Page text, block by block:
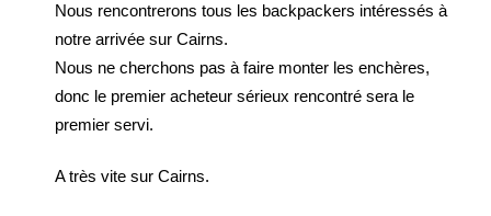
Nous rencontrerons tous les backpackers intéressés à
notre arrivée sur Cairns.
Nous ne cherchons pas à faire monter les enchères,
donc le premier acheteur sérieux rencontré sera le
premier servi.
A très vite sur Cairns.